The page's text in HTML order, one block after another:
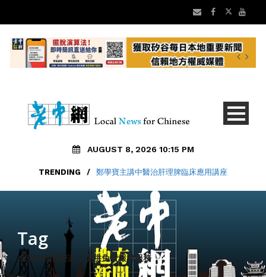
AUGUST 8, 2026 10:15 PM
TRENDING / 鄭學寶主講中醫治肝理脾臨床應用講座
Tag
全美各地需要志工提供免費報稅服務